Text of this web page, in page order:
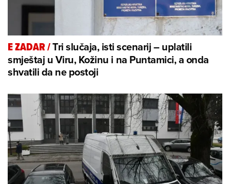
E ZADAR/Tri slučaja, isti scenarij – uplatili
smještaj u Viru, Kožinu i na Puntamici, a onda
shvatili da ne postoji